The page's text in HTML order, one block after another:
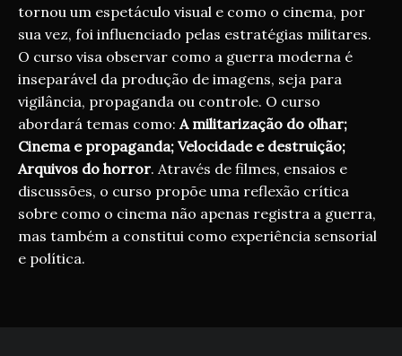
tornou um espetáculo visual e como o cinema, por
sua vez, foi influenciado pelas estratégias militares.
O curso visa observar como a guerra moderna é
inseparável da produção de imagens, seja para
vigilância, propaganda ou controle. O curso
abordará temas como: A militarização do olhar;
Cinema e propaganda; Velocidade e destruição;
Arquivos do horror. Através de filmes, ensaios e
discussões, o curso propõe uma reflexão crítica
sobre como o cinema não apenas registra a guerra,
mas também a constitui como experiência sensorial
e política.